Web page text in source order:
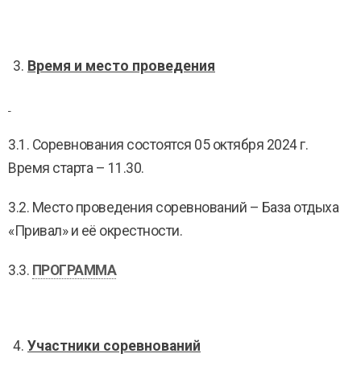
Время и место проведения
3.1. Соревнования состоятся 05 октября 2024 г.
Время старта – 11.30.
3.2. Место проведения соревнований – База отдыха
«Привал» и её окрестности.
3.3. ПРОГРАММА
Участники соревнований